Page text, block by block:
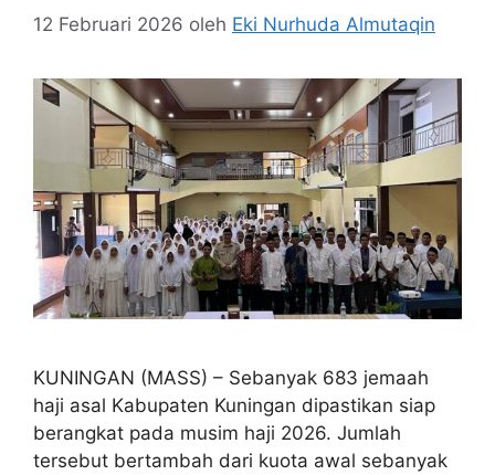
12 Februari 2026 oleh Eki Nurhuda Almutaqin
KUNINGAN (MASS) – Sebanyak 683 jemaah
haji asal Kabupaten Kuningan dipastikan siap
berangkat pada musim haji 2026. Jumlah
tersebut bertambah dari kuota awal sebanyak